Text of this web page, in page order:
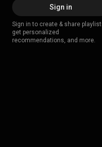
Sign in
Sign in to create & share
get personalized
recommendations, and more.